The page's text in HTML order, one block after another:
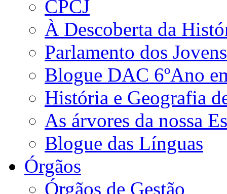
CPCJ
À Descoberta da
Parlamento dos Jovens
Blogue DAC 6ºAno
História e Geografia
As árvores da nossa
Blogue das Línguas
Órgãos
Órgãos de Gestão